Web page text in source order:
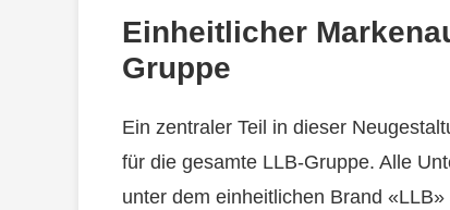
Einheitlicher
Gruppe
Ein zentraler Teil in dieser
für die gesamte LLB-Gruppe. Alle
unter dem einheitlichen Brand